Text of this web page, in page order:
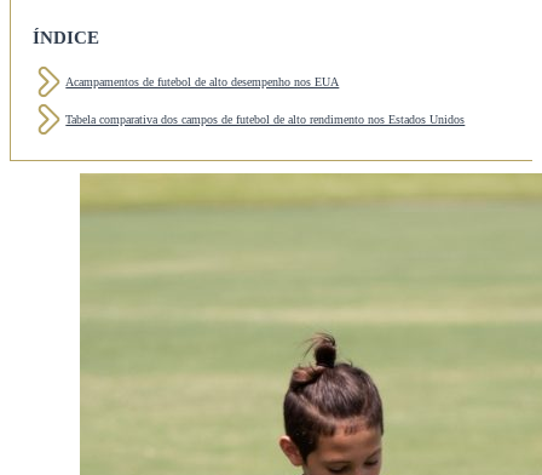
ÍNDICE
Acampamentos de futebol de alto desempenho nos EUA
Tabela comparativa dos campos de futebol de alto rendimento nos Estados Unidos